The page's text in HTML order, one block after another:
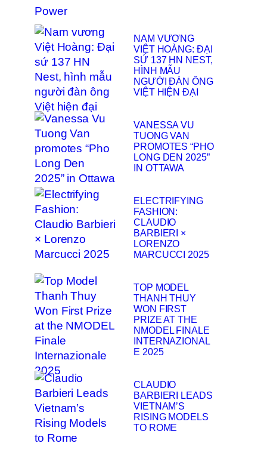
NAM VƯƠNG
VIỆT HOÀNG: ĐẠI
SỨ 137 HN NEST,
HÌNH MẪU
NGƯỜI ĐÀN ÔNG
VIỆT HIỆN ĐẠI
VANESSA VU
TUONG VAN
PROMOTES “PHO
LONG DEN 2025”
IN OTTAWA
ELECTRIFYING
FASHION:
CLAUDIO
BARBIERI ×
LORENZO
MARCUCCI 2025
TOP MODEL
THANH THUY
WON FIRST
PRIZE AT THE
NMODEL FINALE
INTERNAZIONAL
E 2025
CLAUDIO
BARBIERI LEADS
VIETNAM’S
RISING MODELS
TO ROME